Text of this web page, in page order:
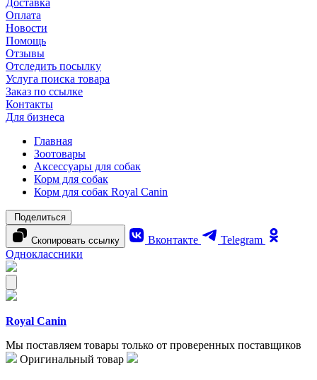
Доставка
Оплата
Новости
Помощь
Отзывы
Отследить посылку
Услуга поиска товара
Заказ по ссылке
Контакты
Для бизнеса
Главная
Зоотовары
Аксессуары для собак
Корм для собак
Корм для собак Royal Canin
Поделиться
Скопировать ссылку Вконтакте
Telegram
Одноклассники
Royal Canin
Мы поставляем товары только от проверенных поставщиков
Оригинальный товар